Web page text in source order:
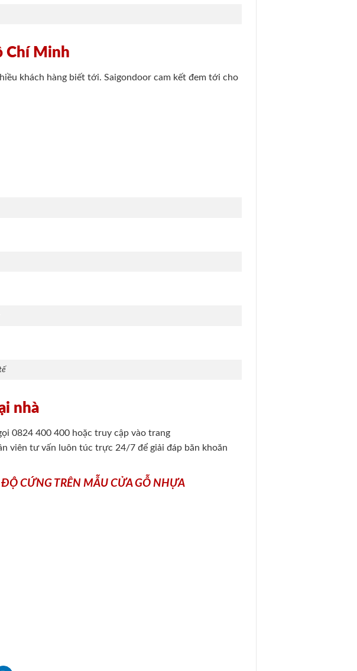
Chí Minh
khách hàng biết tới. Saigondoor cam kết đem tới cho
nhà
0824 400 400 hoặc truy cập vào trang
viên tư vấn luôn túc trực 24/7 để giải đáp băn khoăn
CỨNG TRÊN MẪU CỬA GỖ NHỰA